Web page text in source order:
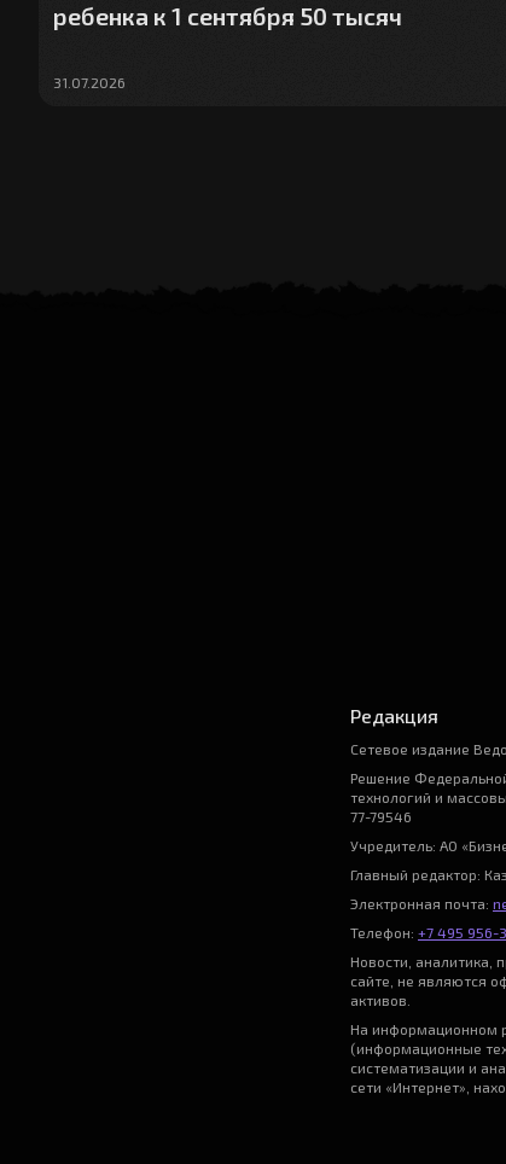
ребенка к 1 сентября 50 тысяч
31.07.2026
Редакция
Сетевое издание
Решение
технологий и
77-79546
Учредитель: АО
Главный редактор:
Электронная почта:
Телефон: +7 495 956-
Новости, аналитика,
сайте, не являются
активов.
На информационном
(информационные
систематизации и
сети «Интернет»,